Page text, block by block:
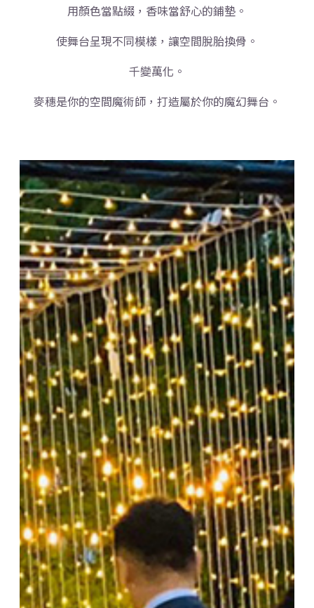
用顏色當點綴，香味當舒心的鋪墊。
使舞台呈現不同模樣，讓空間脫胎換骨。
千變萬化。
麥穗是你的空間魔術師，打造屬於你的魔幻舞台。